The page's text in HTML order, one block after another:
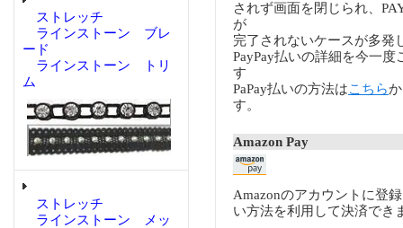
ストレッチ
ラインストーン ブレ
ード
ラインストーン トリ
ム
ストレッチ
ラインストーン メッ
されず画面を閉じられ、
が
完了されないケースが多発
PayPay払いの詳細を今一度
す
PaPay払いの方法はこちら
す。
Amazon Pay
Amazonのアカウントに登
い方法を利用して決済でき